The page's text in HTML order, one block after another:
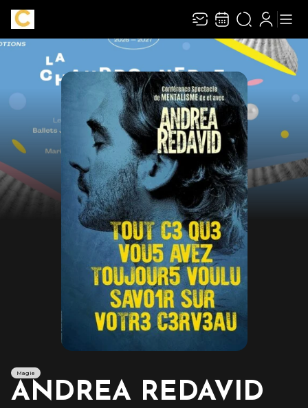
Recevez toute l’actualité en vous abonnant à
notre newsletter :
ENVOYER
Rivaj Group traite votre adresse électronique pour la gestion de votre
abonnement à la newsletter deLa Chaudronnerie
. Vous pouvez retirer votre
consentement à tout moment. Pour en savoir plus, consultez notrepolitique de
protection des données.
Magie
ANDREA REDAVID